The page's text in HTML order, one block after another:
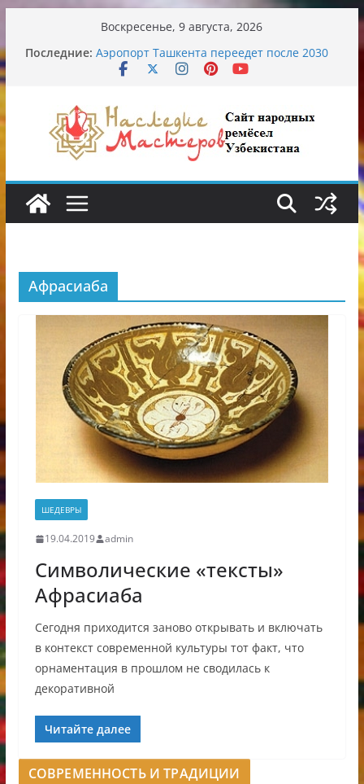
содержимому
Воскресенье, 9 августа, 2026
Последние: Аэропорт Ташкента переедет после 2030
года
Обрушение на одном из ключевых
перекрёстков Ташкента: перекрыт
путепровод на Буюк Ипак Йули
Узбекские традиционные узоры:
символика и происхождение
Афрасиаба
ШЕДЕВРЫ
19.04.2019 admin
Символические «тексты»
Афрасиаба
Сегодня приходится заново открывать и включать
в контекст современной культуры тот факт, что
орнаментация в прошлом не сводилась к
декоративной
Читайте далее
СОВРЕМЕННОСТЬ И ТРАДИЦИИ